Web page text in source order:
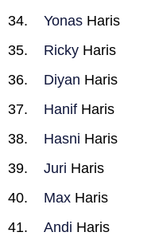
Yonas Haris
Ricky Haris
Diyan Haris
Hanif Haris
Hasni Haris
Juri Haris
Max Haris
Andi Haris